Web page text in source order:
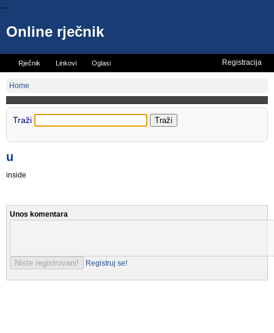
...
Online rječnik
Rječnik Linkovi Oglasi Registracija
Home
Traži
u
inside
Unos komentara
Registruj se!